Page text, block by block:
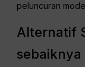
peluncuran
Alternatif